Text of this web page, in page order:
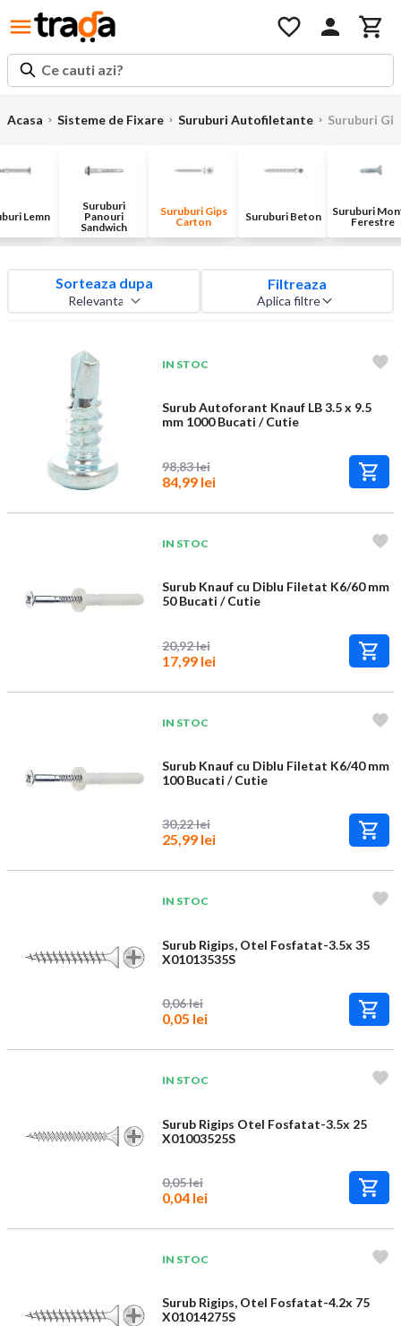
Ce cauti azi?
Acasa Sisteme de Fixare Suruburi Autofiletante Suruburi
Lemn
Suruburi
Panouri
Sandwich
Suruburi Gips
Carton
Suruburi Beton
Suruburi
Ferestre
Sorteaza dupa Filtreaza
Aplica filtre
IN STOC
Surub Autoforant Knauf LB 3.5 x 9.5
mm 1000 Bucati / Cutie
98,83 lei
84,99 lei
IN STOC
Surub Knauf cu Diblu Filetat K6/60 mm
50 Bucati / Cutie
20,92 lei
17,99 lei
IN STOC
Surub Knauf cu Diblu Filetat K6/40 mm
100 Bucati / Cutie
30,22 lei
25,99 lei
IN STOC
Surub Rigips, Otel Fosfatat-3.5x 35
X01013535S
0,06 lei
0,05 lei
IN STOC
Surub Rigips Otel Fosfatat-3.5x 25
X01003525S
0,05 lei
0,04 lei
IN STOC
Surub Rigips, Otel Fosfatat-4.2x 75
X01014275S